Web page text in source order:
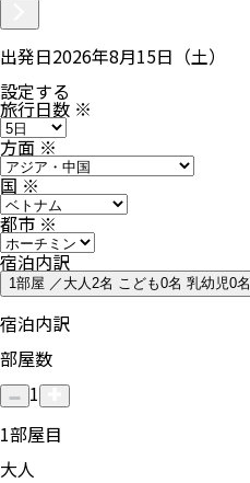
出発日2026年8月15日（土）
設定する
旅行日数 ※
方面※
国※
都市※
宿泊内訳
1部屋 ／大人2名 こども0名 乳幼児0名
宿泊内訳
部屋数
1
1部屋目
大人